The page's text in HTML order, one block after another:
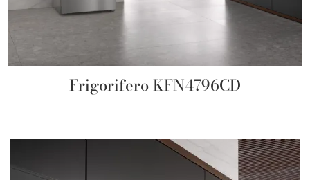
Frigorifero KFN4796CD